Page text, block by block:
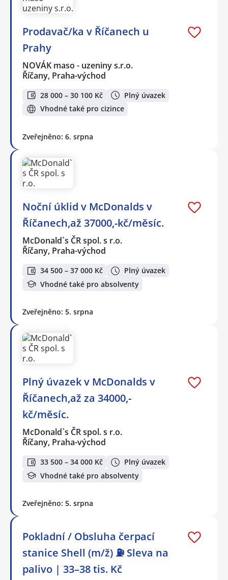
Prodavač/ka v Říčanech u
Prahy
NOVÁK maso - uzeniny s.r.o.
Říčany, Praha-východ
28 000 – 30 100 Kč
Plný úvazek
Vhodné také pro cizince
Zveřejněno: 6. srpna
Noční úklid v McDonalds v
Říčanech,až 37000,-kč/měsíc.
McDonald`s ČR spol. s r.o.
Říčany, Praha-východ
34 500 – 37 000 Kč
Plný úvazek
Vhodné také pro absolventy
Zveřejněno: 5. srpna
Plný úvazek v McDonalds v
Říčanech,až za 34000,-
kč/měsíc.
McDonald`s ČR spol. s r.o.
Říčany, Praha-východ
33 500 – 34 000 Kč
Plný úvazek
Vhodné také pro absolventy
Zveřejněno: 5. srpna
Pokladní / Obsluha čerpací
stanice Shell (m/ž) ⛽ Sleva na
palivo | 33–38 tis. Kč